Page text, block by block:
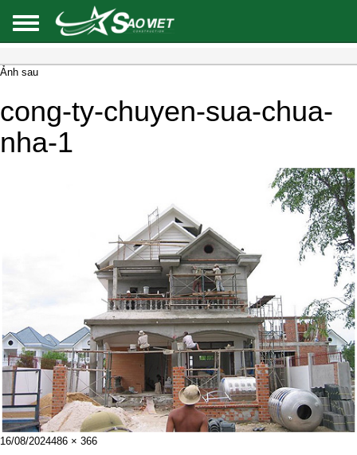
Ảnh sau
cong-ty-chuyen-sua-chua-
nha-1
Đăng
16/08/2024Kích
486 × 366